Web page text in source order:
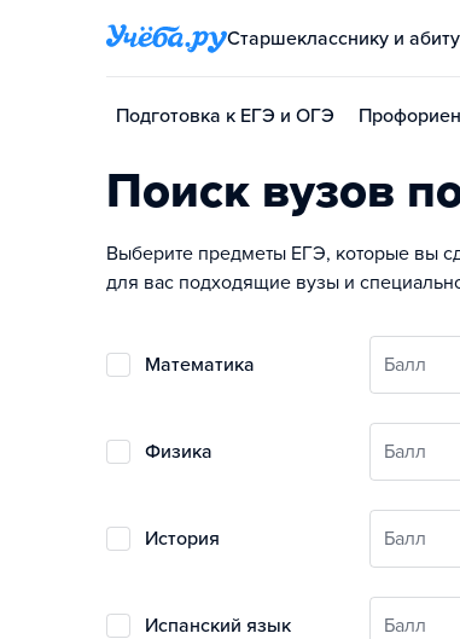
Старшекласснику и
Подготовка к ЕГЭ и ОГЭ
Поиск вузов
Выберите предметы ЕГЭ, которые вы
для вас подходящие вузы и
математика Балл
физика Балл
история Балл
испанский язык Балл